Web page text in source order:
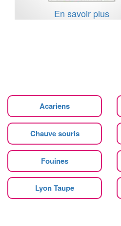
En savoir plus
Acariens
Chauve souris
Fouines
Lyon Taupe